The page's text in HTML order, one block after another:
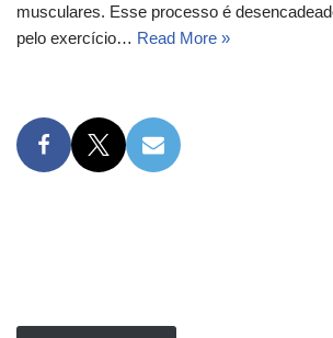
musculares. Esse processo é
pelo exercício… Read More »